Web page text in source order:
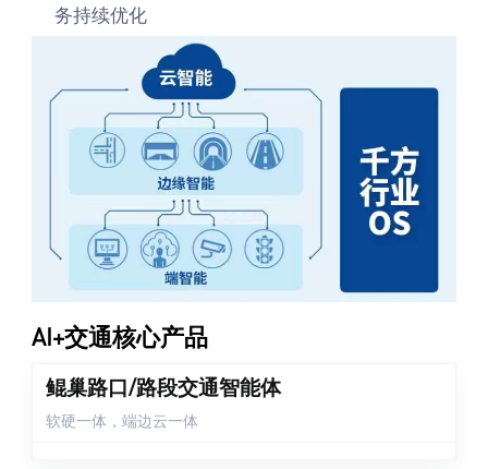
务持续优化
AI+交通核心产品
鲲巢路口/路段交通智能体
软硬一体，端边云一体